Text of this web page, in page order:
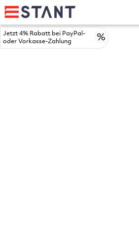
Jetzt 4% Rabatt bei PayPal-
oder Vorkasse-Zahlung
%